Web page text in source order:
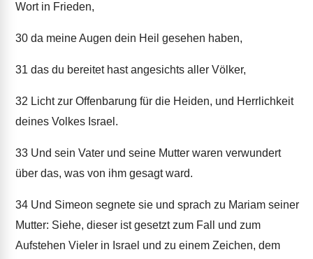
Wort in Frieden,
30 da meine Augen dein Heil gesehen haben,
31 das du bereitet hast angesichts aller Völker,
32 Licht zur Offenbarung für die Heiden, und Herrlichkeit
deines Volkes Israel.
33 Und sein Vater und seine Mutter waren verwundert
über das, was von ihm gesagt ward.
34 Und Simeon segnete sie und sprach zu Mariam seiner
Mutter: Siehe, dieser ist gesetzt zum Fall und zum
Aufstehen Vieler in Israel und zu einem Zeichen, dem